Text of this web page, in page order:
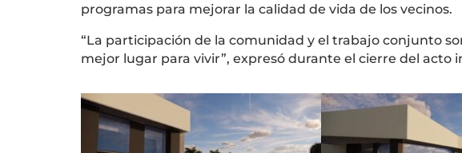
programas para mejorar la calidad de vida de los vecinos.
“La participación de la comunidad y el trabajo conjunto
mejor lugar para vivir”, expresó durante el cierre del acto